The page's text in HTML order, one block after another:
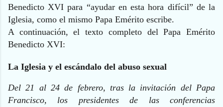
Benedicto XVI para “ayudar en esta hora difícil” de la
Iglesia, como el mismo Papa Emérito escribe.
A continuación, el texto completo del Papa Emérito
Benedicto XVI:
La Iglesia y el escándalo del abuso sexual
Del 21 al 24 de febrero, tras la invitación del Papa
Francisco, los presidentes de las conferencias